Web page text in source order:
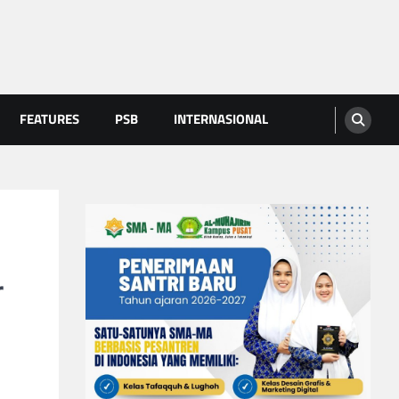
FEATURES PSB INTERNASIONAL